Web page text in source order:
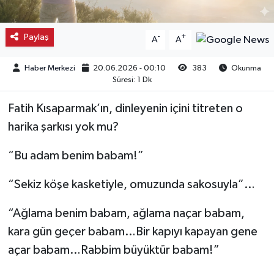
Paylaş A- A+
Haber Merkezi 20.06.2026 - 00:10 383
Okunma
Süresi: 1 Dk
Fatih Kısaparmak’ın, dinleyenin içini titreten o
harika şarkısı yok mu?
“Bu adam benim babam!”
“Sekiz köşe kasketiyle, omuzunda sakosuyla”…
“Ağlama benim babam, ağlama naçar babam,
kara gün geçer babam…Bir kapıyı kapayan gene
açar babam…Rabbim büyüktür babam!”
Kargı
Oğuzlar
Osmancık
Sungurlu
Uğurludağ